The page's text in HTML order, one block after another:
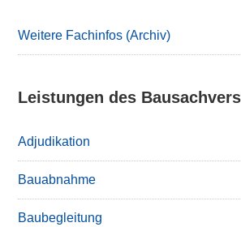
Weitere Fachinfos (Archiv)
Leistungen des
Adjudikation
Bauabnahme
Baubegleitung